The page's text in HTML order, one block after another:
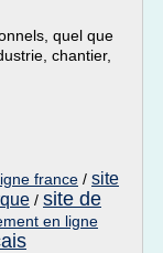
quel que
chantier,
france / site
/ site de
en ligne